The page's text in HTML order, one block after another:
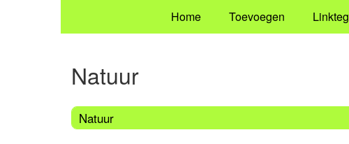
Home Toevoegen
Natuur
Natuur